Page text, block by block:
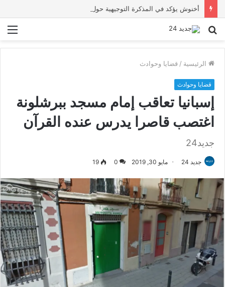
بحث
الرئيسية / قضايا وحوادث
قضايا وحوادث
إسبانيا تعاقب إمام مسجد ببرشلونة
اغتصب قاصرا يدرس عنده القرآن
جديد24
جديد 24 مايو 30, 2019 0
19